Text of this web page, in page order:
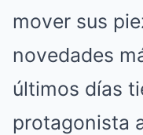
mover sus
novedades
últimos días
protagonista